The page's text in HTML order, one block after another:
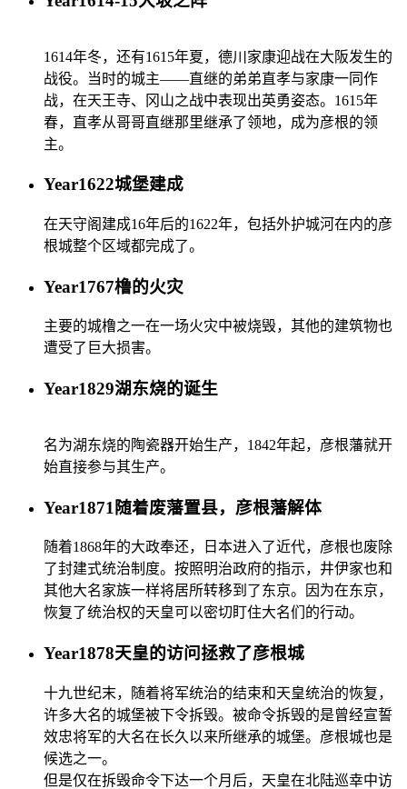
1614年冬，还有1615年夏，德川家康迎战在大阪发生的
战役。当时的城主——直继的弟弟直孝与家康一同作
战，在天王寺、冈山之战中表现出英勇姿态。1615年
春，直孝从哥哥直继那里继承了领地，成为彦根的领
主。
Year1622城堡建成
在天守阁建成16年后的1622年，包括外护城河在内的彦
根城整个区域都完成了。
Year1767橹的火灾
主要的城橹之一在一场火灾中被烧毁，其他的建筑物也
遭受了巨大损害。
Year1829湖东烧的诞生
名为湖东烧的陶瓷器开始生产，1842年起，彦根藩就开
始直接参与其生产。
Year1871 随着废藩置县，彦根藩解体
随着1868年的大政奉还，日本进入了近代，彦根也废除
了封建式统治制度。按照明治政府的指示，井伊家也和
其他大名家族一样将居所转移到了东京。因为在东京，
恢复了统治权的天皇可以密切盯住大名们的行动。
Year1878天皇的访问拯救了彦根城
十九世纪末，随着将军统治的结束和天皇统治的恢复，
许多大名的城堡被下令拆毁。被命令拆毁的是曾经宣誓
效忠将军的大名在长久以来所继承的城堡。彦根城也是
候选之一。
但是仅在拆毁命令下达一个月后，天皇在北陆巡幸中访